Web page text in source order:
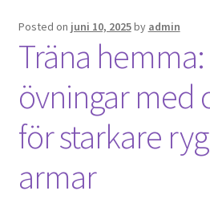
Posted on juni 10, 2025by admin
Träna
övningar med
för starkare
armar